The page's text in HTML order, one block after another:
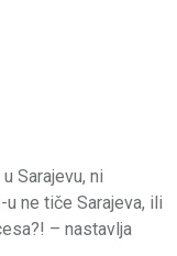
Sarajevu, ni
u ne tiče Sarajeva, ili
– nastavlja